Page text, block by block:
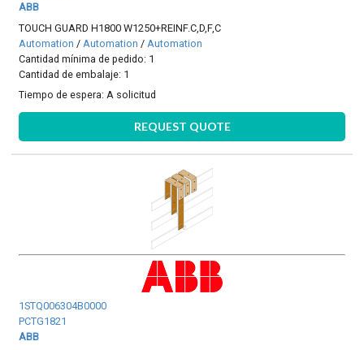
ABB
TOUCH GUARD H1800 W1250+REINF.C,D,F,C
Automation / Automation / Automation
Cantidad mínima de pedido: 1
Cantidad de embalaje: 1
Tiempo de espera: A solicitud
REQUEST QUOTE
1STQ006304B0000
PCTG1821
ABB